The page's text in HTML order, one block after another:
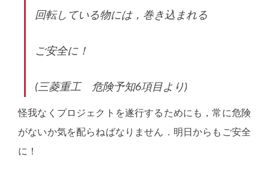
回転している物には，巻き込まれる
ご安全に！
(三菱重工 危険予知6項目より)
怪我なくプロジェクトを遂行するためにも，常に危険
がないか気を配らねばなりません．明日からもご安全
に！